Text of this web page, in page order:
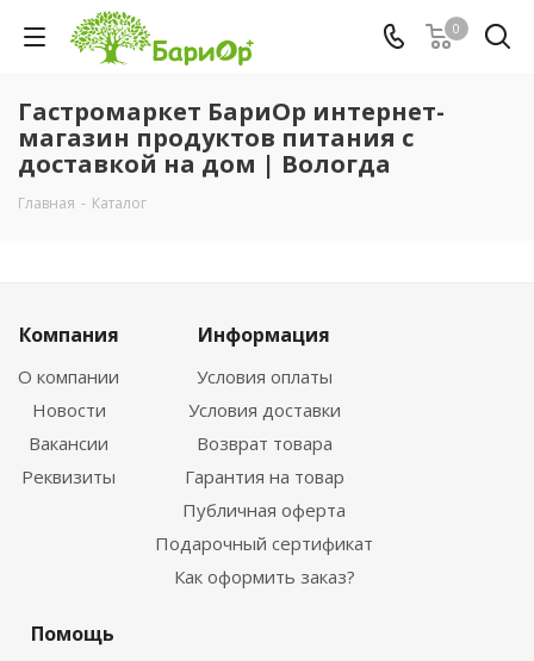
0
Гастромаркет БариОр интернет-
магазин продуктов питания с
доставкой на дом | Вологда
Главная - Каталог
Компания
О компании
Новости
Вакансии
Реквизиты
Информация
Условия оплаты
Условия доставки
Возврат товара
Гарантия на товар
Публичная оферта
Подарочный сертификат
Как оформить заказ?
Помощь